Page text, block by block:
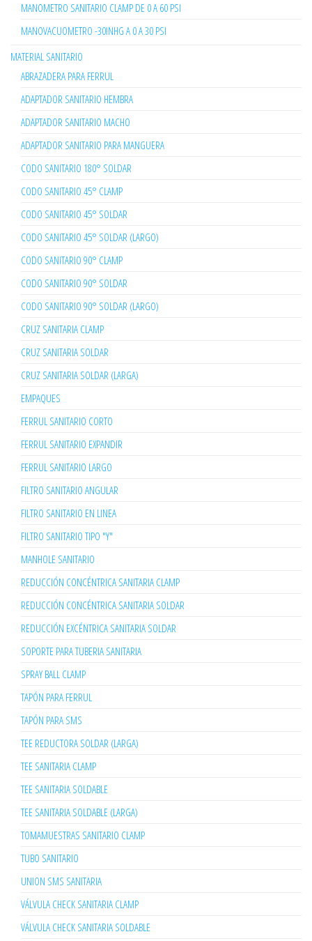
MANOMETRO SANITARIO CLAMP DE 0 A 60 PSI
MANOVACUOMETRO -30INHG A 0 A 30 PSI
MATERIAL SANITARIO
ABRAZADERA PARA FERRUL
ADAPTADOR SANITARIO HEMBRA
ADAPTADOR SANITARIO MACHO
ADAPTADOR SANITARIO PARA MANGUERA
CODO SANITARIO 180° SOLDAR
CODO SANITARIO 45° CLAMP
CODO SANITARIO 45° SOLDAR
CODO SANITARIO 45° SOLDAR (LARGO)
CODO SANITARIO 90° CLAMP
CODO SANITARIO 90° SOLDAR
CODO SANITARIO 90° SOLDAR (LARGO)
CRUZ SANITARIA CLAMP
CRUZ SANITARIA SOLDAR
CRUZ SANITARIA SOLDAR (LARGA)
EMPAQUES
FERRUL SANITARIO CORTO
FERRUL SANITARIO EXPANDIR
FERRUL SANITARIO LARGO
FILTRO SANITARIO ANGULAR
FILTRO SANITARIO EN LINEA
FILTRO SANITARIO TIPO "Y"
MANHOLE SANITARIO
REDUCCIÓN CONCÉNTRICA SANITARIA CLAMP
REDUCCIÓN CONCÉNTRICA SANITARIA SOLDAR
REDUCCIÓN EXCÉNTRICA SANITARIA SOLDAR
SOPORTE PARA TUBERIA SANITARIA
SPRAY BALL CLAMP
TAPÓN PARA FERRUL
TAPÓN PARA SMS
TEE REDUCTORA SOLDAR (LARGA)
TEE SANITARIA CLAMP
TEE SANITARIA SOLDABLE
TEE SANITARIA SOLDABLE (LARGA)
TOMAMUESTRAS SANITARIO CLAMP
TUBO SANITARIO
UNION SMS SANITARIA
VÁLVULA CHECK SANITARIA CLAMP
VÁLVULA CHECK SANITARIA SOLDABLE